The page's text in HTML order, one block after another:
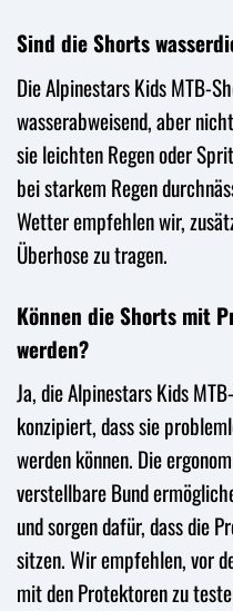
Sind die Shorts
Die Alpinestars Kids MTB-
wasserabweisend, aber
sie leichten Regen oder
bei starkem Regen
Wetter empfehlen wir,
Überhose zu tragen.
Können die Shorts mit
werden?
Ja, die Alpinestars Kids
konzipiert, dass sie
werden können. Die
verstellbare Bund
und sorgen dafür, dass die
sitzen. Wir empfehlen, vor
mit den Protektoren zu